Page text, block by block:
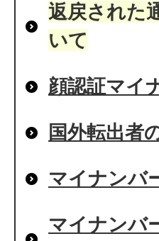
返戻された
いて
顔認証マイ
国外転出者
マイナンバ
マイナンバ